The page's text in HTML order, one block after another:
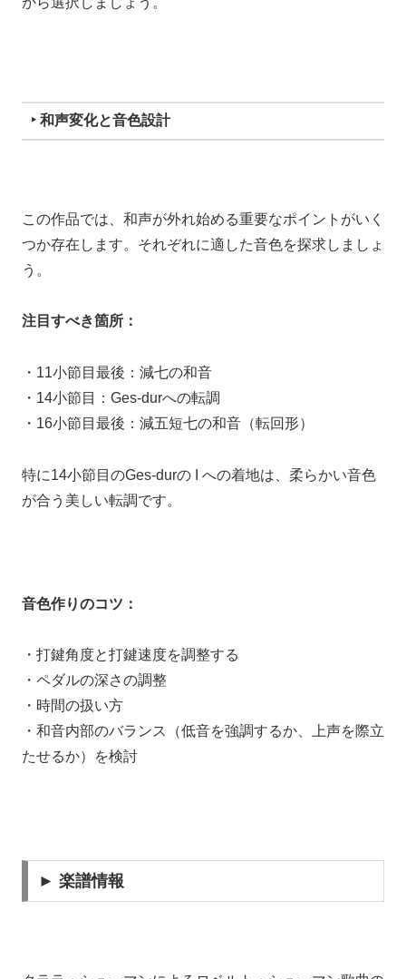
‣ 和声変化と音色設計
この作品では、和声が外れ始める重要なポイントがいく
つか存在します。それぞれに適した音色を探求しましょ
う。
注目すべき箇所：
・11小節目最後：減七の和音
・14小節目：Ges-durへの転調
・16小節目最後：減五短七の和音（転回形）
特に14小節目のGes-durの I への着地は、柔らかい音色
が合う美しい転調です。
音色作りのコツ：
・打鍵角度と打鍵速度を調整する
・ペダルの深さの調整
・時間の扱い方
・和音内部のバランス（低音を強調するか、上声を際立
たせるか）を検討
► 楽譜情報